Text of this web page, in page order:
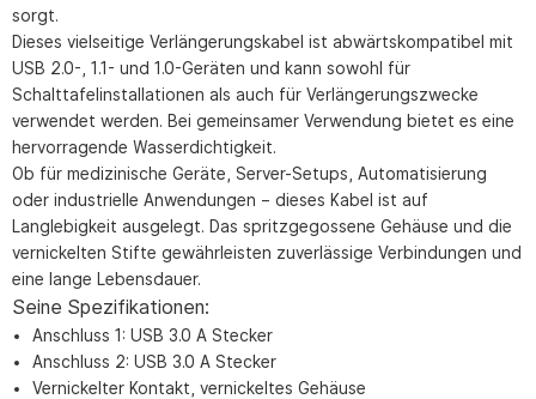
sorgt.
Dieses vielseitige Verlängerungskabel ist abwärtskompatibel mit
USB 2.0-, 1.1- und 1.0-Geräten und kann sowohl für
Schalttafelinstallationen als auch für Verlängerungszwecke
verwendet werden. Bei gemeinsamer Verwendung bietet es eine
hervorragende Wasserdichtigkeit.
Ob für medizinische Geräte, Server-Setups, Automatisierung
oder industrielle Anwendungen – dieses Kabel ist auf
Langlebigkeit ausgelegt. Das spritzgegossene Gehäuse und die
vernickelten Stifte gewährleisten zuverlässige Verbindungen und
eine lange Lebensdauer.
Seine Spezifikationen:
Anschluss 1: USB 3.0 A Stecker
Anschluss 2: USB 3.0 A Stecker
Vernickelter Kontakt, vernickeltes Gehäuse